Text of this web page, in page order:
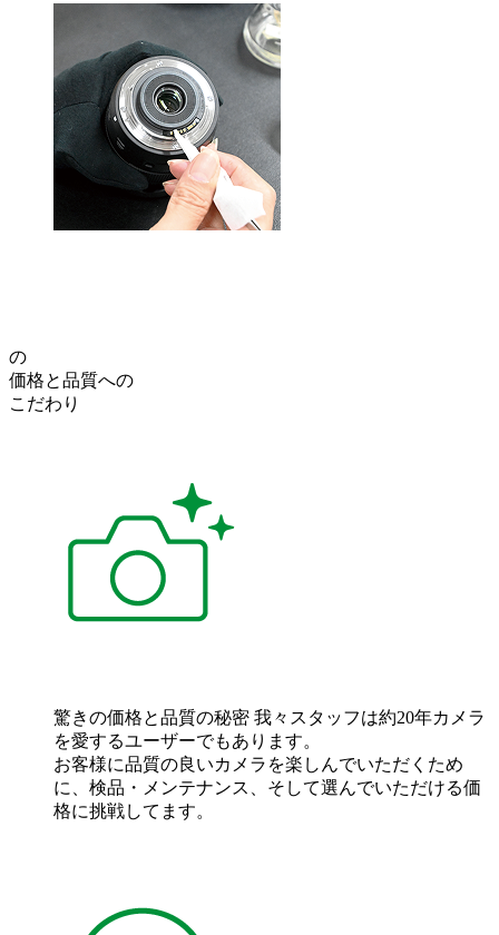
の
価格と品質への
こだわり
驚きの価格と品質の秘密 我々スタッフは約20年カメラ
を愛するユーザーでもあります。
お客様に品質の良いカメラを楽しんでいただくため
に、検品・メンテナンス、そして選んでいただける価
格に挑戦してます。